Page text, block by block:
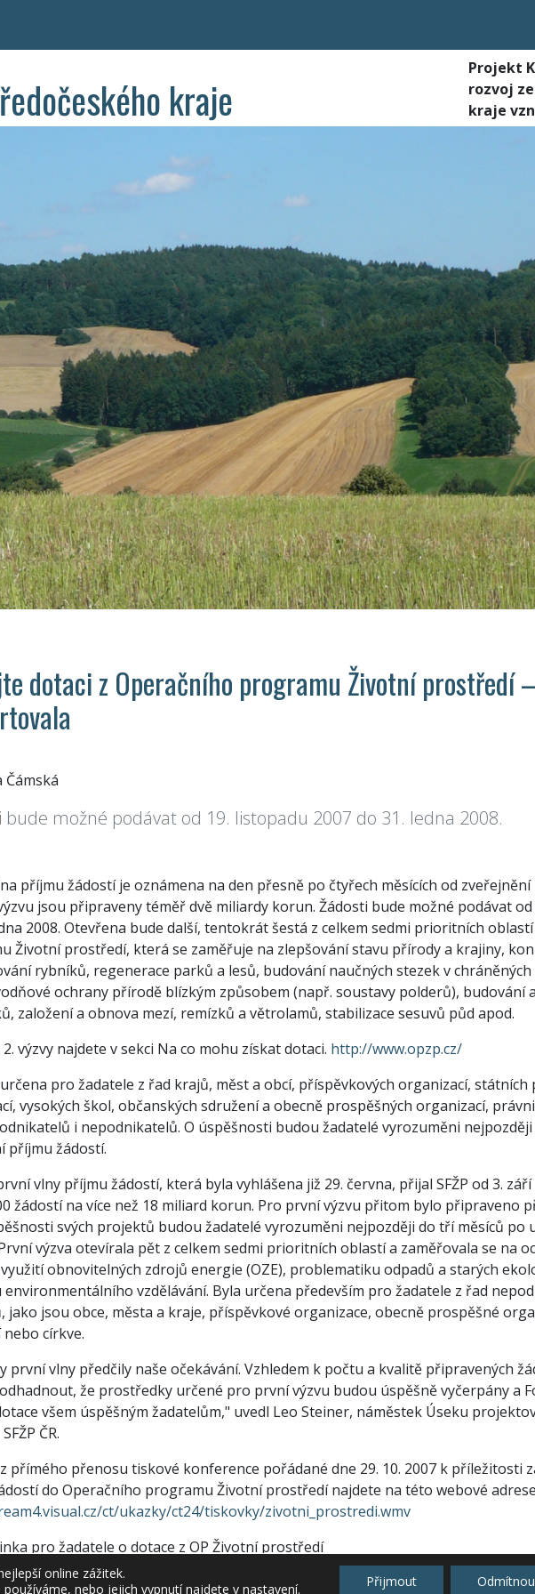
kraje
Projekt
rozvoj
kraje
dotaci z Operačního programu Životní prostředí
Čámská
bude možné podávat od 19. listopadu 2007 do 31. ledna 2008.
příjmu žádostí je oznámena na den přesně po čtyřech měsících od
jsou připraveny téměř dvě miliardy korun. Žádosti bude možné podávat
2008. Otevřena bude další, tentokrát šestá z celkem sedmi prioritních
Životní prostředí, která se zaměřuje na zlepšování stavu přírody a krajiny,
rybníků, regenerace parků a lesů, budování naučných stezek v
ochrany přírodě blízkým způsobem (např. soustavy polderů), budování
založení a obnova mezí, remízků a větrolamů, stabilizace sesuvů půd apod.
výzvy najdete v sekci Na co mohu získat dotaci. http://www.opzp.cz/
pro žadatele z řad krajů, měst a obcí, příspěvkových organizací,
vysokých škol, občanských sdružení a obecně prospěšných organizací,
i nepodnikatelů. O úspěšnosti budou žadatelé vyrozuměni
příjmu žádostí.
vlny příjmu žádostí, která byla vyhlášena již 29. června, přijal SFŽP od 3.
žádostí na více než 18 miliard korun. Pro první výzvu přitom bylo připraveno
svých projektů budou žadatelé vyrozuměni nejpozději do tří měsíců po
výzva otevírala pět z celkem sedmi prioritních oblastí a zaměřovala se na
obnovitelných zdrojů energie (OZE), problematiku odpadů a starých
vzdělávání. Byla určena především pro žadatele z řad
jako jsou obce, města a kraje, příspěvkové organizace, obecně prospěšné
církve.
první vlny předčily naše očekávání. Vzhledem k počtu a kvalitě připravených
že prostředky určené pro první výzvu budou úspěšně vyčerpány a
všem úspěšným žadatelům," uvedl Leo Steiner, náměstek Úseku
ČR.
přímého přenosu tiskové konference pořádané dne 29. 10. 2007 k příležitosti
do Operačního programu Životní prostředí najdete na této webové adrese
ct/ukazky/ct24/tiskovky/zivotni_prostredi.wmv
pro žadatele o dotace z OP Životní prostředí
životního prostředí uvedl 3. září 2007 do ostrého provozu call centrum,
o dotace v případě nejasností při podávání žádostí. Profesionálně vyškolení
online zážitek.
nebo jejich vypnutí najdete v nastavení. Přijmout